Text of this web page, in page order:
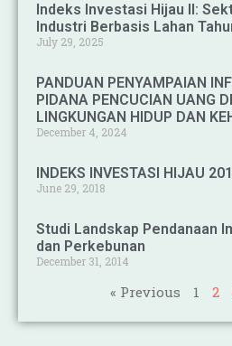
Indeks Investasi Hijau II:
Industri Berbasis Lahan
July 29, 2025
PANDUAN PENYAMPAIAN
PIDANA PENCUCIAN UANG
LINGKUNGAN HIDUP DAN
December 4, 2024
INDEKS INVESTASI HIJAU
June 29, 2018
Studi Landskap Pendanaan
dan Perkebunan
December 31, 2014
« Previous 1 2